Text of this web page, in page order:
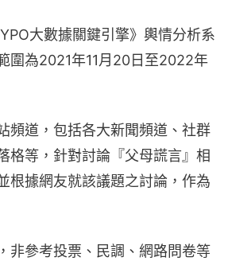
大數據關鍵引擎》輿情分析系
圍為2021年11月20日至2022年
頻道，包括各大新聞頻道、社群
格等，針對討論『父母謊言』相
根據網友就該議題之討論，作為
非參考投票、民調、網路問卷等